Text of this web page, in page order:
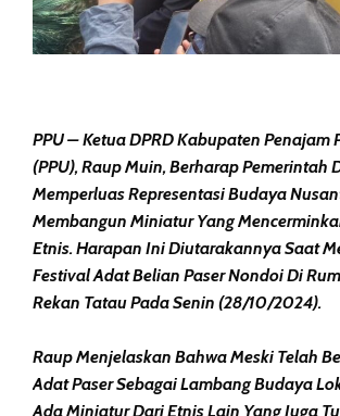
PPU – Ketua DPRD Kabupaten Penajam
(PPU), Raup Muin, Berharap Pemerintah
Memperluas Representasi Budaya
Membangun Miniatur Yang
Etnis. Harapan Ini Diutarakannya Saat
Festival Adat Belian Paser Nondoi Di
Rekan Tatau Pada Senin (28/10/2024).
Raup Menjelaskan Bahwa Meski Telah
Adat Paser Sebagai Lambang Budaya
Ada Miniatur Dari Etnis Lain Yang Juga